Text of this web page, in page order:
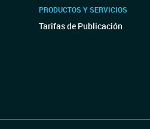
PRODUCTOS Y SERVICIOS
Tarifas de Publicación